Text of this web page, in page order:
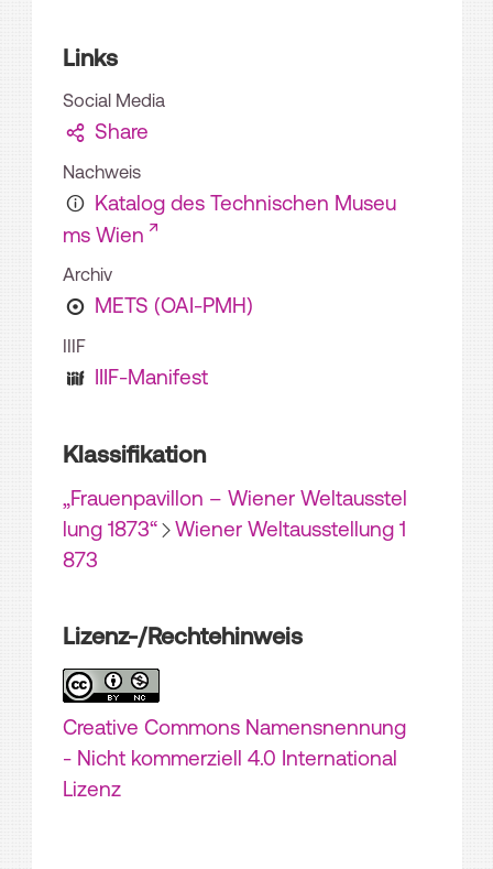
Links
Social Media
Share
Nachweis
Katalog des Technischen Museu
ms Wien
Archiv
METS (OAI-PMH)
IIIF
IIIF-Manifest
Klassifikation
„Frauenpavillon – Wiener Weltausstel
lung 1873“
Wiener Weltausstellung 1
873
Lizenz-/Rechtehinweis
Creative Commons Namensnennung
- Nicht kommerziell 4.0 International
Lizenz